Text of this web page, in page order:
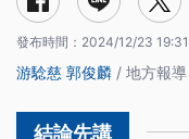
發布時間： 2024/12/23 19:31
游騐慈 郭俊麟 / 地方報導